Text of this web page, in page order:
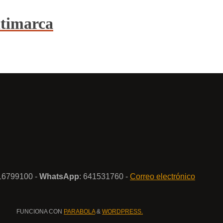
- WhatsApp: 641531760 - Correo electrónico
FUNCIONA CON PARABOLA& WORDPRESS.